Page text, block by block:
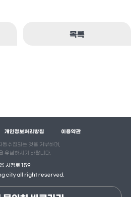
목록
개인정보처리방침 이용약관
시청로 159
city all right reserved.
수집되는 것을 거부하며,
유념하시기 바랍니다.